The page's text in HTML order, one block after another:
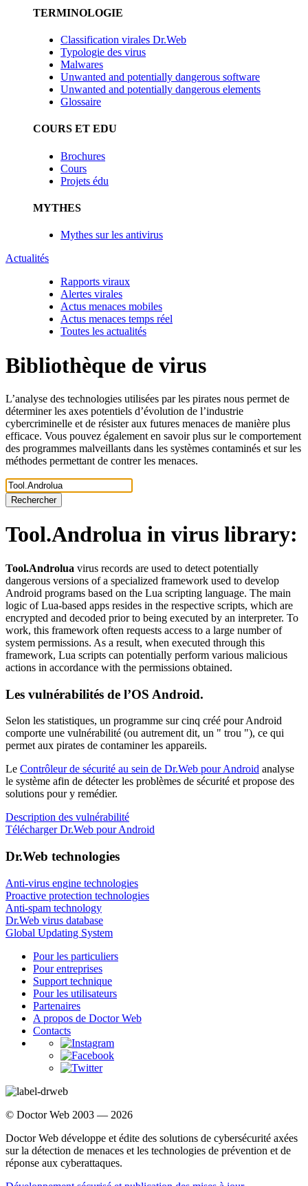
TERMINOLOGIE
Classification virales Dr.Web
Typologie des virus
Malwares
Unwanted and potentially dangerous software
Unwanted and potentially dangerous elements
Glossaire
COURS ET EDU
Brochures
Cours
Projets édu
MYTHES
Mythes sur les antivirus
Actualités
Rapports viraux
Alertes virales
Actus menaces mobiles
Actus menaces temps réel
Toutes les actualités
Bibliothèque de virus
L’analyse des technologies utilisées par les pirates nous permet de
déterminer les axes potentiels d’évolution de l’industrie
cybercriminelle et de résister aux futures menaces de manière plus
efficace. Vous pouvez également en savoir plus sur le comportement
des programmes malveillants dans les systèmes contaminés et sur les
méthodes permettant de contrer les menaces.
Rechercher
Tool.Androlua in virus library:
Tool.Androlua virus records are used to detect potentially
dangerous versions of a specialized framework used to develop
Android programs based on the Lua scripting language. The main
logic of Lua-based apps resides in the respective scripts, which are
encrypted and decoded prior to being executed by an interpreter. To
work, this framework often requests access to a large number of
system permissions. As a result, when executed through this
framework, Lua scripts can potentially perform various malicious
actions in accordance with the permissions obtained.
Les vulnérabilités de l’OS Android.
Selon les statistiques, un programme sur cinq créé pour Android
comporte une vulnérabilité (ou autrement dit, un " trou "), ce qui
permet aux pirates de contaminer les appareils.
Le Contrôleur de sécurité au sein de Dr.Web pour Android analyse
le système afin de détecter les problèmes de sécurité et propose des
solutions pour y remédier.
Description des vulnérabilité
Télécharger Dr.Web pour Android
Dr.Web technologies
Anti-virus engine technologies
Proactive protection technologies
Anti-spam technology
Dr.Web virus database
Global Updating System
Pour les particuliers
Pour entreprises
Support technique
Pour les utilisateurs
Partenaires
A propos de Doctor Web
Contacts
© Doctor Web 2003 — 2026
Doctor Web développe et édite des solutions de cybersécurité axées
sur la détection de menaces et les technologies de prévention et de
réponse aux cyberattaques.